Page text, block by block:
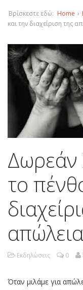
Βρίσκεστε εδώ: Home ›
και την διαχείριση της
Δωρεάν
το
Εκδηλώσεις 0
Όταν μιλάμε για